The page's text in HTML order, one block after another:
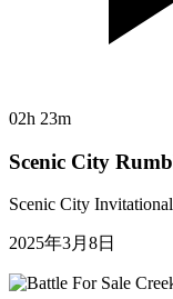
02h 23m
Scenic City
Scenic City Invitational
2025年3月8日